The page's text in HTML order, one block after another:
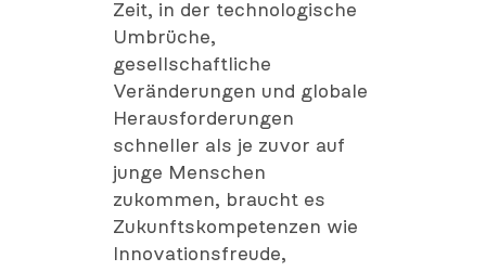
Zeit, in der technologische
Umbrüche,
gesellschaftliche
Veränderungen und globale
Herausforderungen
schneller als je zuvor auf
junge Menschen
zukommen, braucht es
Zukunftskompetenzen wie
Innovationsfreude,